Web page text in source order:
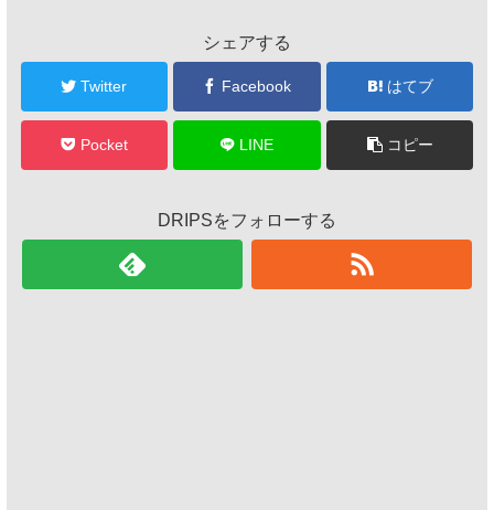
シェアする
Twitter Facebook はてブ
Pocket LINE コピー
DRIPSをフォローする